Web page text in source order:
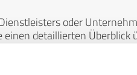
oder
detaillierten Überblick